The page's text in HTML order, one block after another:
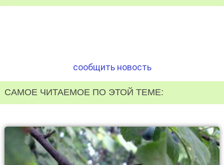
сообщить новость
САМОЕ ЧИТАЕМОЕ ПО ЭТОЙ ТЕМЕ: